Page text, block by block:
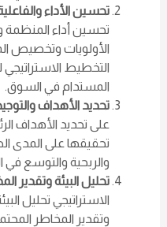
تحسين الأداء
تحسين أداء المنظمة
الأولويات وتخصيص
التخطيط الاستراتيجي
المستدام في السوق.
تحديد الأهداف
على تحديد الأهداف
تحقيقها على المدى
والربحية والتوسع في
تحليل البيئة وتقدير
الاستراتيجي تحليل
وتقدير المخاطر